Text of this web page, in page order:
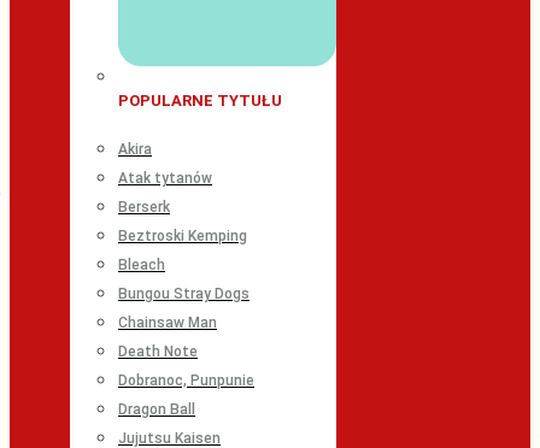
POPULARNE TYTUŁU
Akira
Atak tytanów
Berserk
Beztroski Kemping
Bleach
Bungou Stray Dogs
Chainsaw Man
Death Note
Dobranoc, Punpunie
Dragon Ball
Jujutsu Kaisen